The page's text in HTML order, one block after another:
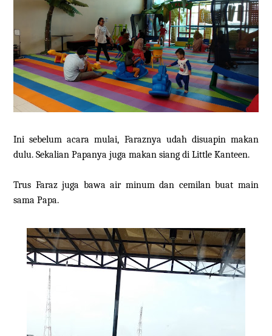
Ini sebelum acara mulai, Faraznya udah disuapin makan
dulu. Sekalian Papanya juga makan siang di Little Kanteen.
Trus Faraz juga bawa air minum dan cemilan buat main
sama Papa.